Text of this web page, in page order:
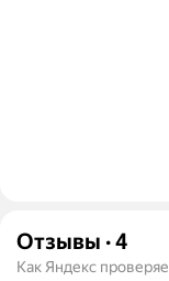
Отзывы ·4
Как Яндекс